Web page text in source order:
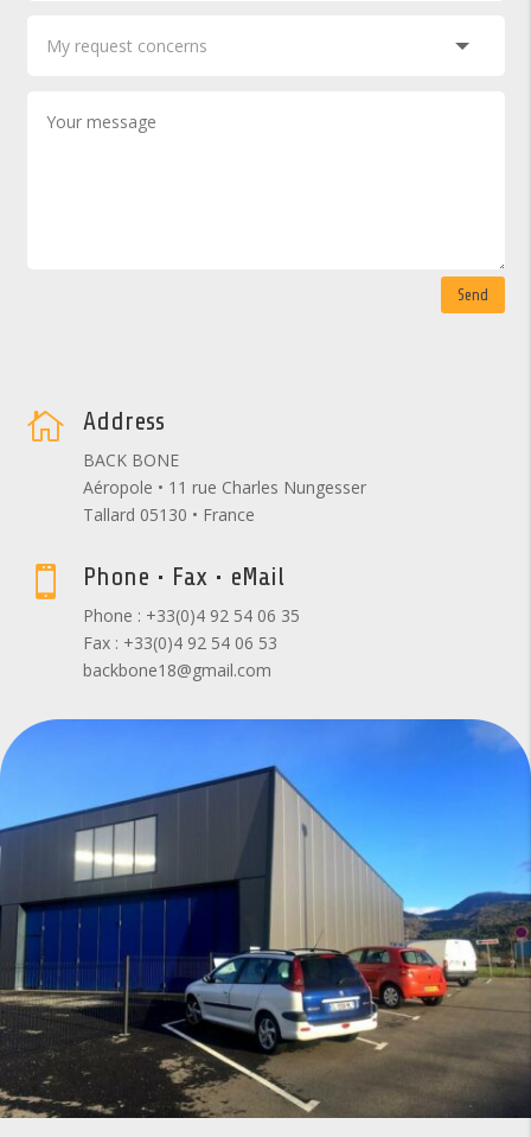
Send
 Address
BACK BONE
Aéropole • 11 rue Charles Nungesser
Tallard 05130 • France
 Phone • Fax • eMail
Phone : +33(0)4 92 54 06 35
Fax : +33(0)4 92 54 06 53
backbone18@gmail.com